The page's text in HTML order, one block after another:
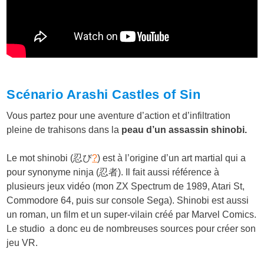
Scénario Arashi Castles of Sin
Vous partez pour une aventure d’action et d’infiltration
pleine de trahisons dans la peau d’un assassin shinobi.
Le motshinobi (忍び?) est à l’origine d’un art martial qui a
pour synonyme ninja (忍者). Il fait aussi référence à
plusieurs jeux vidéo (mon ZX Spectrum de 1989, Atari St,
Commodore 64, puis sur console Sega). Shinobi est aussi
un roman, un film et un super-vilain créé par Marvel Comics.
Le studio a donc eu de nombreuses sources pour créer son
jeu VR.